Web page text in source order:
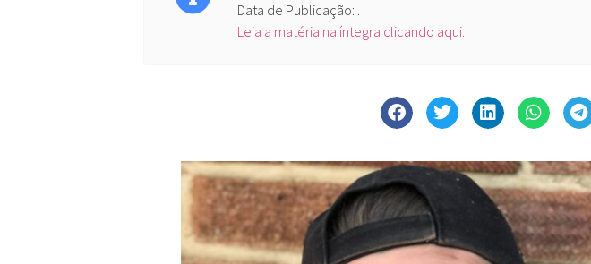
Data de Publicação: .
Leia a matéria na íntegra clicando aqui.